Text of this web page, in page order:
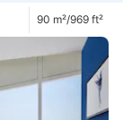
90 m²/969 ft²